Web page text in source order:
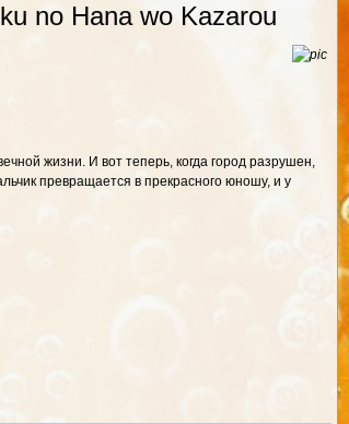
no Hana wo Kazarou
жизни. И вот теперь, когда город разрушен,
превращается в прекрасного юношу, и у